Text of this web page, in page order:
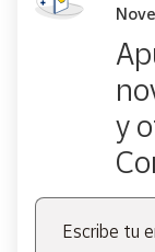
y
Escribe tu